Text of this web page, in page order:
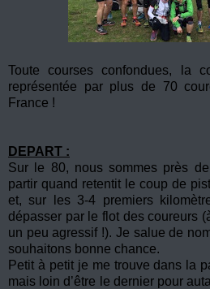
Toute courses confondues, la
représentée par plus de 70
France !
DEPART :
Sur le 80, nous sommes près
partir quand retentit le coup de
et, sur les 3-4 premiers
dépasser par le flot des coureurs
un peu agressif !). Je salue de
souhaitons bonne chance.
Petit à petit je me trouve dans la
mais loin d’être le dernier pour